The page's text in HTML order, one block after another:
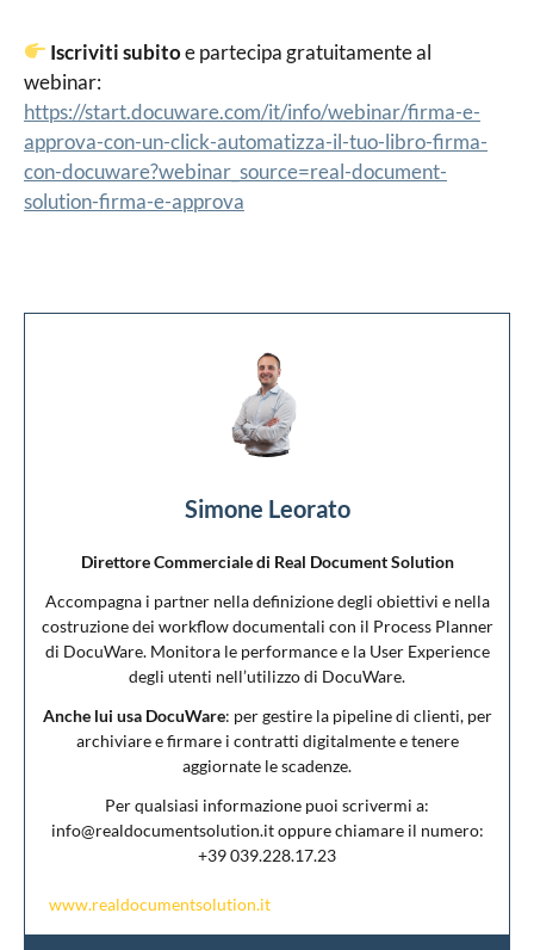
Iscriviti subitoe partecipa gratuitamente al
webinar:
https://start.docuware.com/it/info/webinar/firma-e-
approva-con-un-click-automatizza-il-tuo-libro-firma-
con-docuware?webinar_source=real-document-
solution-firma-e-approva
Simone Leorato
Direttore Commerciale di Real Document Solution
Accompagna i partner nella definizione degli obiettivi e nella
costruzione dei workflow documentali con il Process Planner
di DocuWare. Monitora le performance e la User Experience
degli utenti nell’utilizzo di DocuWare.
Anche lui usa DocuWare: per gestire la pipeline di clienti, per
archiviare e firmare i contratti digitalmente e tenere
aggiornate le scadenze.
Per qualsiasi informazione puoi scrivermi a:
info@realdocumentsolution.it oppure chiamare il numero:
+39 039.228.17.23
www.realdocumentsolution.it